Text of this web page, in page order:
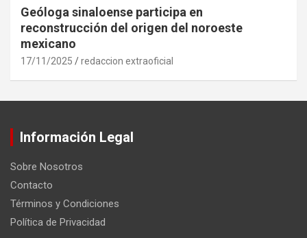
Geóloga sinaloense participa en
reconstrucción del origen del noroeste
mexicano
17/11/2025 redaccion extraoficial
Información Legal
Sobre Nosotros
Contacto
Términos y Condiciones
Política de Privacidad